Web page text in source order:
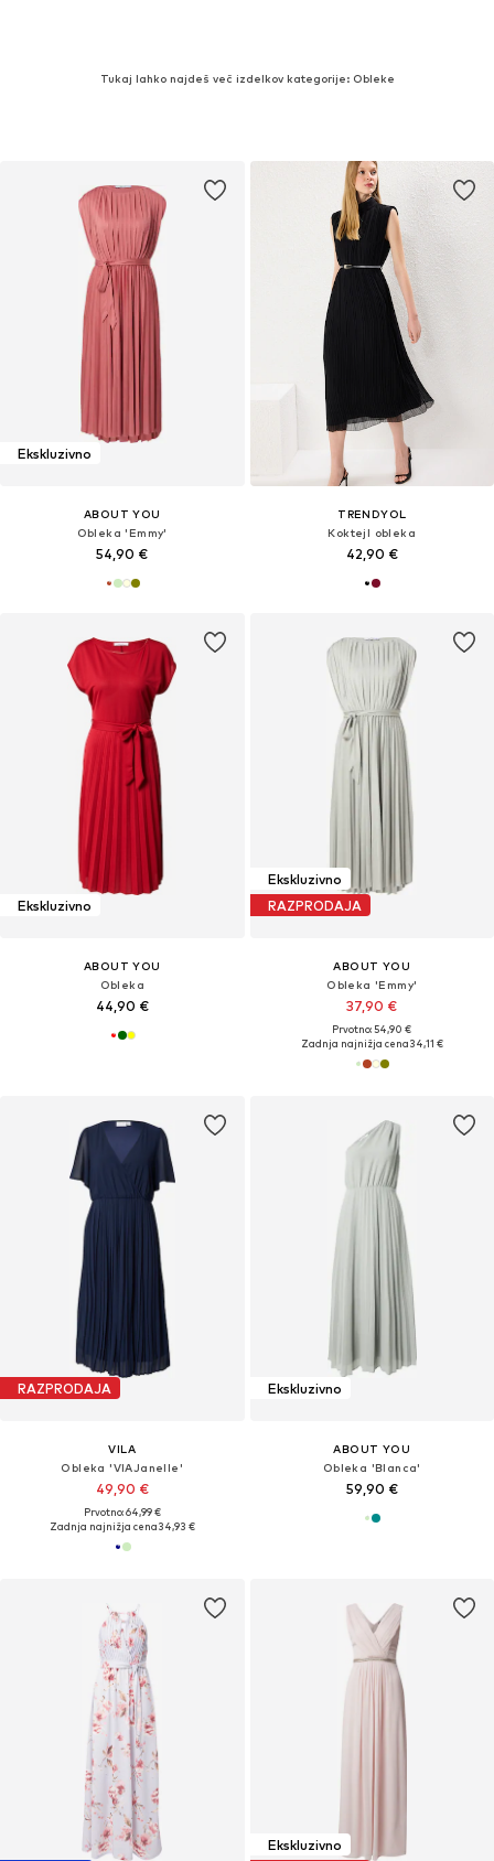
Tukaj lahko najdeš več izdelkov kategorije: Obleke
Ekskluzivno
ABOUT YOU
Obleka 'Emmy'
54,90 €
TRENDYOL
Koktejl obleka
42,90 €
Ekskluzivno
ABOUT YOU
Obleka
44,90 €
Ekskluzivno
RAZPRODAJA
ABOUT YOU
Obleka 'Emmy'
37,90 €
Prvotno: 54,90 €
Zadnja najnižja cena34,11 €
RAZPRODAJA
VILA
Obleka 'VIAJanelle'
49,90 €
Prvotno: 64,99 €
Zadnja najnižja cena34,93 €
Ekskluzivno
ABOUT YOU
Obleka 'Blanca'
59,90 €
Ekskluzivno